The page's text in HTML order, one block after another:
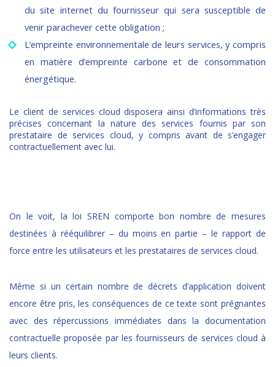
du site internet du fournisseur qui sera susceptible de
venir parachever cette obligation ;
L’empreinte environnementale de leurs services, y compris
en matière d’empreinte carbone et de consommation
énergétique.
Le client de services cloud disposera ainsi d’informations très
précises concernant la nature des services fournis par son
prestataire de services cloud, y compris avant de s’engager
contractuellement avec lui.
On le voit, la loi SREN comporte bon nombre de mesures
destinées à rééquilibrer – du moins en partie – le rapport de
force entre les utilisateurs et les prestataires de services cloud.
Même si un certain nombre de décrets d’application doivent
encore être pris, les conséquences de ce texte sont prégnantes
avec des répercussions immédiates dans la documentation
contractuelle proposée par les fournisseurs de services cloud à
leurs clients.